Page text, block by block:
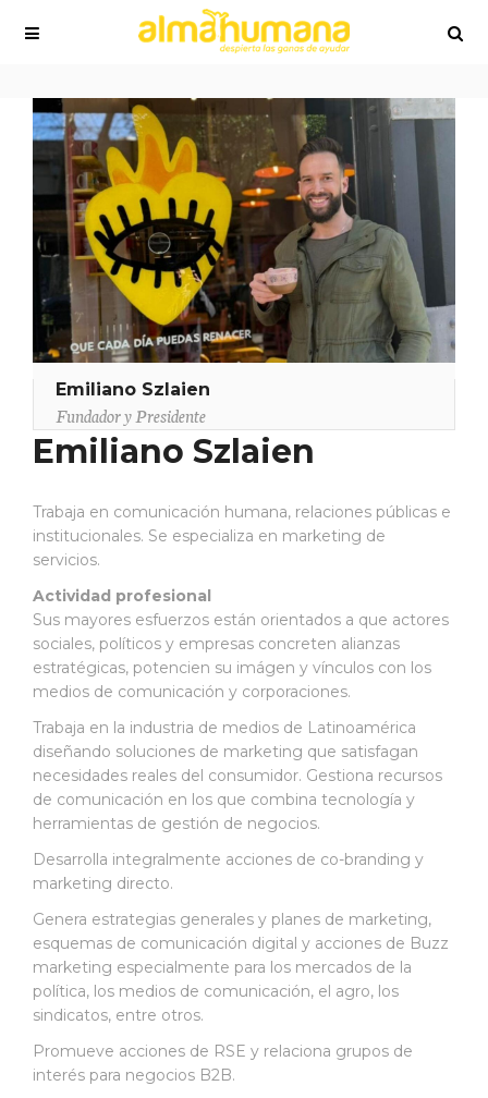
Emiliano Szlaien
Fundador y Presidente
Emiliano Szlaien
Trabaja en comunicación humana, relaciones públicas e
institucionales. Se especializa en marketing de
servicios.
Actividad profesional
Sus mayores esfuerzos están orientados a que actores
sociales, políticos y empresas concreten alianzas
estratégicas, potencien su imágen y vínculos con los
medios de comunicación y corporaciones.
Trabaja en la industria de medios de Latinoamérica
diseñando soluciones de marketing que satisfagan
necesidades reales del consumidor. Gestiona recursos
de comunicación en los que combina tecnología y
herramientas de gestión de negocios.
Desarrolla integralmente acciones de co-branding y
marketing directo.
Genera estrategias generales y planes de marketing,
esquemas de comunicación digital y acciones de Buzz
marketing especialmente para los mercados de la
política, los medios de comunicación, el agro, los
sindicatos, entre otros.
Promueve acciones de RSE y relaciona grupos de
interés para negocios B2B.